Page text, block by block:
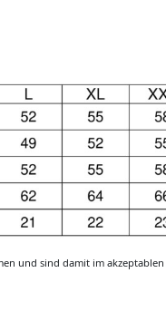
und sind damit im akzeptablen